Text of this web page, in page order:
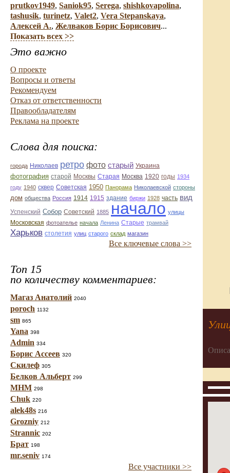
prutkov1949, Saniok95, Serega, shishkovapolina,
tashusik, turinetz, Valet2, Vera Stepanskaya,
Алексей А., Желваков Борис Борисович...
Показать всех >>
Это важно
О проекте
Вопросы и ответы
Рекомендуем
Отказ от ответственности
Правообладателям
Реклама на проекте
Слова для поиска:
города Николаев ретро фото старый Украина
фотография старой Москвы Старая Москва 1920 годы 1934
году 1940 сквер Советская 1950 Панорама Николаевской стороны
дом общества Россия 1914 1915 здание биржи 1928 часть вид
Успенский Собор Советский 1885 начало улицы
Московская фотоателье начала Ленина Старые трамвай
Харьков столетия улиц старого склад магазин
Все ключевые слова >>
Топ 15
по количеству комментариев:
Магаз Анатолий 2040
poroch 1132
sm 865
Yana 398
Admin 334
Борис Ассеев 320
Скилеф 305
Белков Альберт 299
МНМ 298
Chuk 220
alek48s 216
Grozniy 212
Strannic 202
Брат 198
mr.seniv 174
Все участники >>